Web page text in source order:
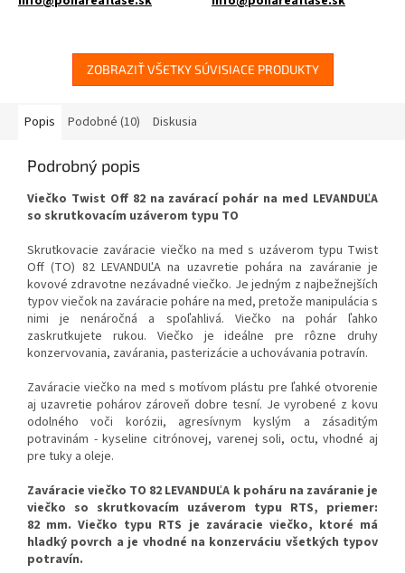
ml vďaka svojej univerzálnosti
✅ Twist Off skrutkový uzáver
objednajteTU
✅ Ideálne na domáci med,
✅ Paletu za výhodnejšiu cenu
objednajteTU
hladkým povrchom 720 ml
✅ Twist Off skrutkový uzáver
✅ Ako stvorená pre kilo medu,
nakladanú zeleninu
✅ Poháre skladom a ihneď na
odoslanie!
Zvoľte si variant balenia pre
výhodnejšiu cenu a
pridávajte jej násobky do
košíka !!!
ZOBRAZIŤ VŠETKY SÚVISIACE PRODUKTY
Popis Podobné (10) Diskusia
Podrobný popis
Viečko Twist Off 82 na zavárací pohár na med LEVANDUĽA
so skrutkovacím uzáverom typu TO
Skrutkovacie zaváracie viečko na med s uzáverom typu Twist
Off (TO) 82 LEVANDUĽA na uzavretie pohára na zaváranie je
kovové zdravotne nezávadné viečko. Je jedným z najbežnejších
typov viečok na zaváracie poháre na med, pretože manipulácia s
nimi je nenáročná a spoľahlivá. Viečko na pohár ľahko
zaskrutkujete rukou. Viečko je ideálne pre rôzne druhy
konzervovania, zavárania, pasterizácie a uchovávania potravín.
Zaváracie viečko na med s motívom plástu pre ľahké otvorenie
aj uzavretie pohárov zároveň dobre tesní. Je vyrobené z kovu
odolného voči korózii, agresívnym kyslým a zásaditým
potravinám - kyseline citrónovej, varenej soli, octu, vhodné aj
pre tuky a oleje.
Zaváracie viečko TO 82 LEVANDUĽA k poháru na zaváranie je
viečko so skrutkovacím uzáverom typu RTS, priemer:
82 mm. Viečko typu RTS je zaváracie viečko, ktoré má
hladký povrch a je vhodné na konzerváciu všetkých typov
potravín.